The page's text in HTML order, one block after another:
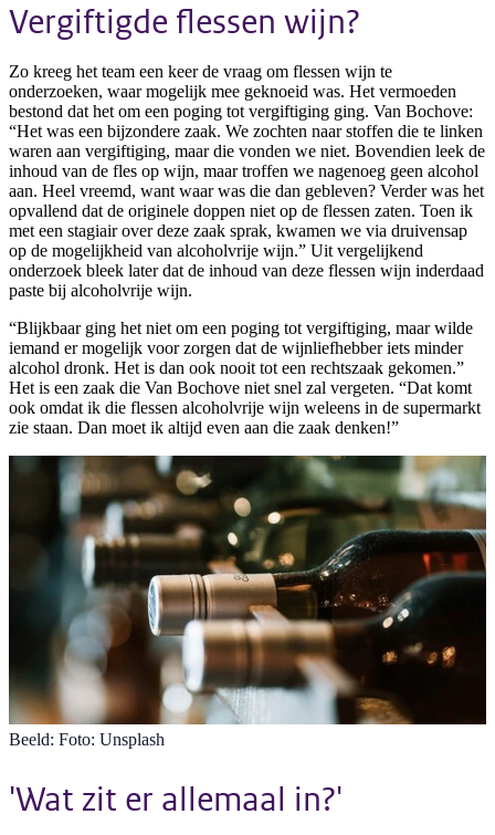
Vergiftigde flessen wijn?
Zo kreeg het team een keer de vraag om flessen wijn te
onderzoeken, waar mogelijk mee geknoeid was. Het vermoeden
bestond dat het om een poging tot vergiftiging ging. Van Bochove:
“Het was een bijzondere zaak. We zochten naar stoffen die te linken
waren aan vergiftiging, maar die vonden we niet. Bovendien leek de
inhoud van de fles op wijn, maar troffen we nagenoeg geen alcohol
aan. Heel vreemd, want waar was die dan gebleven? Verder was het
opvallend dat de originele doppen niet op de flessen zaten. Toen ik
met een stagiair over deze zaak sprak, kwamen we via druivensap
op de mogelijkheid van alcoholvrije wijn.” Uit vergelijkend
onderzoek bleek later dat de inhoud van deze flessen wijn inderdaad
paste bij alcoholvrije wijn.
“Blijkbaar ging het niet om een poging tot vergiftiging, maar wilde
iemand er mogelijk voor zorgen dat de wijnliefhebber iets minder
alcohol dronk. Het is dan ook nooit tot een rechtszaak gekomen.”
Het is een zaak die Van Bochove niet snel zal vergeten. “Dat komt
ook omdat ik die flessen alcoholvrije wijn weleens in de supermarkt
zie staan. Dan moet ik altijd even aan die zaak denken!”
Beeld: Foto: Unsplash
'Wat zit er allemaal in?'